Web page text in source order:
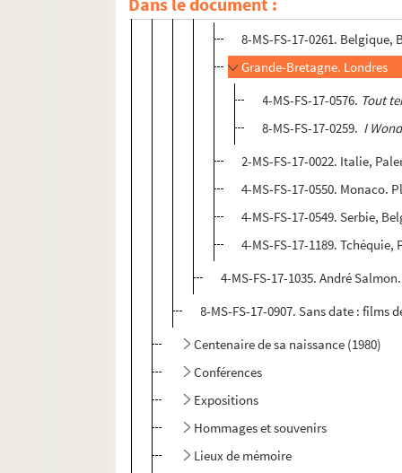
Manifestations à l'étranger
8-MS-FS-17-0261. Belgique,
Grande-Bretagne. Londres
4-MS-FS-17-0576. Tout
8-MS-FS-17-0259. I
2-MS-FS-17-0022. Italie,
4-MS-FS-17-0550. Monaco.
4-MS-FS-17-0549. Serbie,
4-MS-FS-17-1189. Tchéquie,
4-MS-FS-17-1035. André
8-MS-FS-17-0907. Sans date :
Centenaire de sa naissance (1980)
Conférences
Expositions
Hommages et souvenirs
Lieux de mémoire